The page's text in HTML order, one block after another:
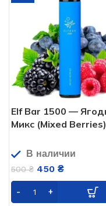
Elf Bar 1500 —
Микс (Mixed Berries)
В наличии
500₴ 450 ₴